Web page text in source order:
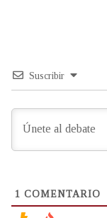
Suscribir
1 COMENTARIO